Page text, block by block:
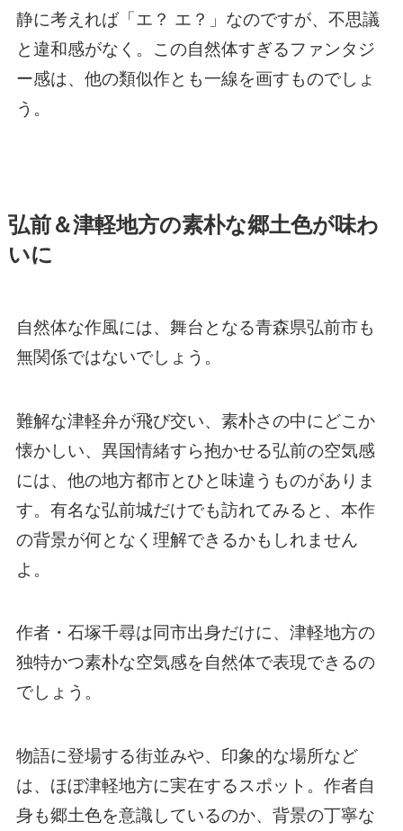
静に考えれば「エ？ エ？」なのですが、不思議
と違和感がなく。この自然体すぎるファンタジ
ー感は、他の類似作とも一線を画すものでしょ
う。
弘前＆津軽地方の素朴な郷土色が味わ
いに
自然体な作風には、舞台となる青森県弘前市も
無関係ではないでしょう。
難解な津軽弁が飛び交い、素朴さの中にどこか
懐かしい、異国情緒すら抱かせる弘前の空気感
には、他の地方都市とひと味違うものがありま
す。有名な弘前城だけでも訪れてみると、本作
の背景が何となく理解できるかもしれません
よ。
作者・石塚千尋は同市出身だけに、津軽地方の
独特かつ素朴な空気感を自然体で表現できるの
でしょう。
物語に登場する街並みや、印象的な場所など
は、ほぼ津軽地方に実在するスポット。作者自
身も郷土色を意識しているのか、背景の丁寧な